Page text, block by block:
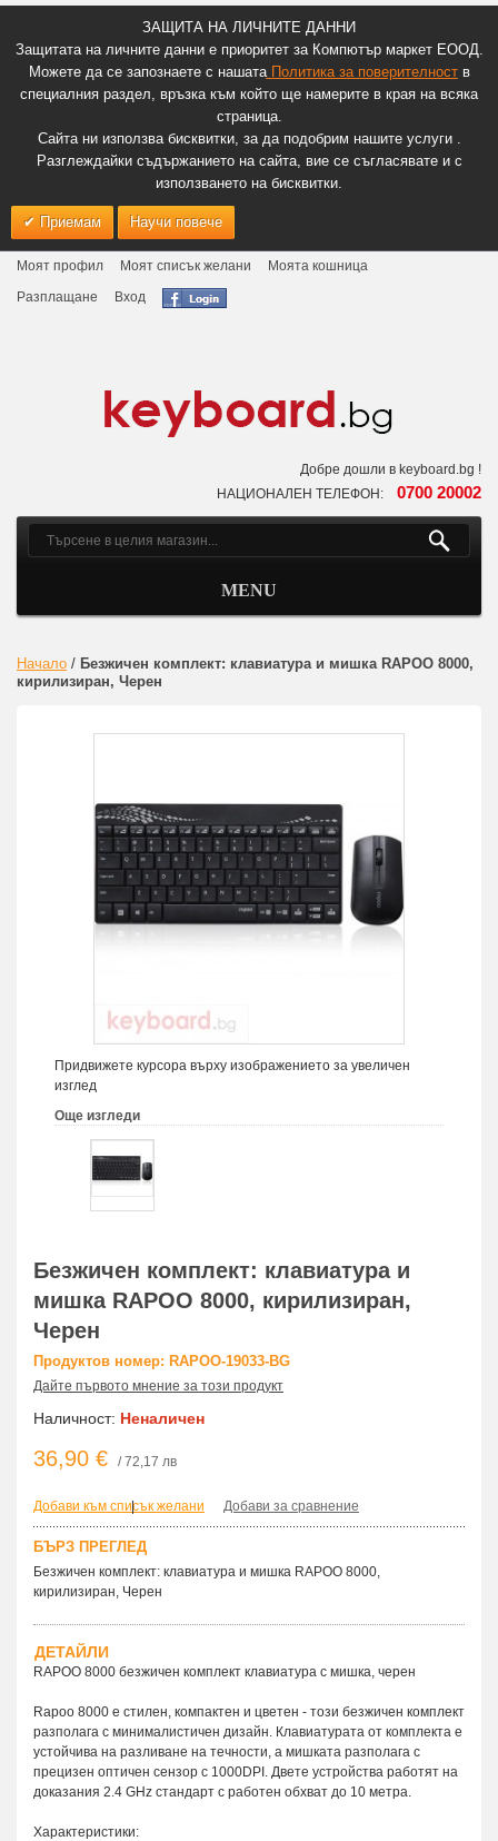
ЗАЩИТА НА ЛИЧНИТЕ ДАННИ
Защитата на личните данни е приоритет за Компютър маркет ЕООД.
Можете да се запознаете с нашатаПолитика за поверителноств
специалния раздел, връзка към който ще намерите в края на всяка
страница.
Сайта ни използва бисквитки, за да подобрим нашите услуги .
Разглеждайки съдържанието на сайта, вие се съгласявате и с
използването на бисквитки.
Приемам Научи повече
Моят профил Моят списък желани
Моята кошница
Разплащане
Вход
Добре дошли в keyboard.bg !
НАЦИОНАЛЕН ТЕЛЕФОН: 0700 20002
MENU
Начало / Безжичен комплект: клавиатура и мишка RAPOO 8000,
кирилизиран, Черен
Придвижете курсора върху изображението за увеличен
изглед
Още изгледи
Безжичен комплект: клавиатура и
мишка RAPOO 8000, кирилизиран,
Черен
Продуктов номер: RAPOO-19033-BG
Дайте първото мнение за този продукт
Наличност: Неналичен
36,90 € / 72,17 лв
Добави към списък желани
| Добави за сравнение
БЪРЗ ПРЕГЛЕД
Безжичен комплект: клавиатура и мишка RAPOO 8000,
кирилизиран, Черен
ДЕТАЙЛИ
RAPOO 8000 безжичен комплект клавиатура с мишка, черен
Rapoo 8000 е стилен, компактен и цветен - този безжичен комплект
разполага с минималистичен дизайн. Клавиатурата от комплекта е
устойчива на разливане на течности, а мишката разполага с
прецизен оптичен сензор с 1000DPI. Двете устройства работят на
доказания 2.4 GHz стандарт с работен обхват до 10 метра.
Характеристики: